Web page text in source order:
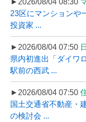
23区にマンションや
投資家 ...
►2026/08/04 07:50
県内初進出「ダイワ
駅前の西武 ...
►2026/08/04 07:50
国土交通省不動産・
の検討会 ...